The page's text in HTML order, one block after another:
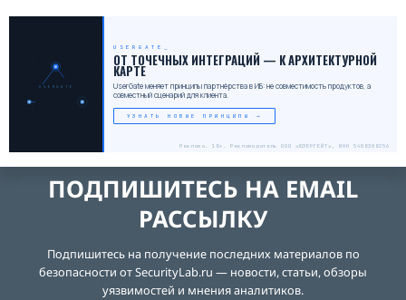
USERGATE
USERGATE
ОТ ТОЧЕЧНЫХ ИНТЕГРАЦИЙ — К АРХИТЕКТУРНОЙ
КАРТЕ
UserGate меняет принципы партнёрства в ИБ: не совместимость продуктов, а
совместный сценарий для клиента.
УЗНАТЬ НОВЫЕ ПРИНЦИПЫ →
Реклама. 18+. Рекламодатель ООО «ЮЗЕРГЕЙТ», ИНН 5408308256
ПОДПИШИТЕСЬ НА EMAIL
РАССЫЛКУ
Подпишитесь на получение последних материалов по
безопасности от SecurityLab.ru — новости, статьи, обзоры
уязвимостей и мнения аналитиков.